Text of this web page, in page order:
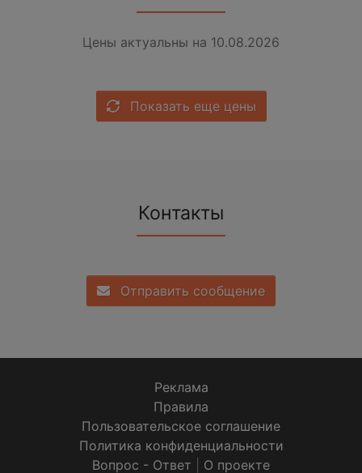
Цены актуальны на 10.08.2026
Показать еще цены
Контакты
Отправить сообщение
Реклама
Правила
Пользовательское соглашение
Политика конфиденциальности
Вопрос - Ответ
О проекте